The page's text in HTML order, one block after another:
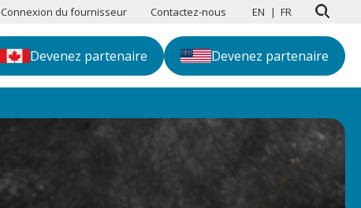
Connexion du fournisseur Contactez-nous EN FR
Devenez partenaire Devenez partenaire